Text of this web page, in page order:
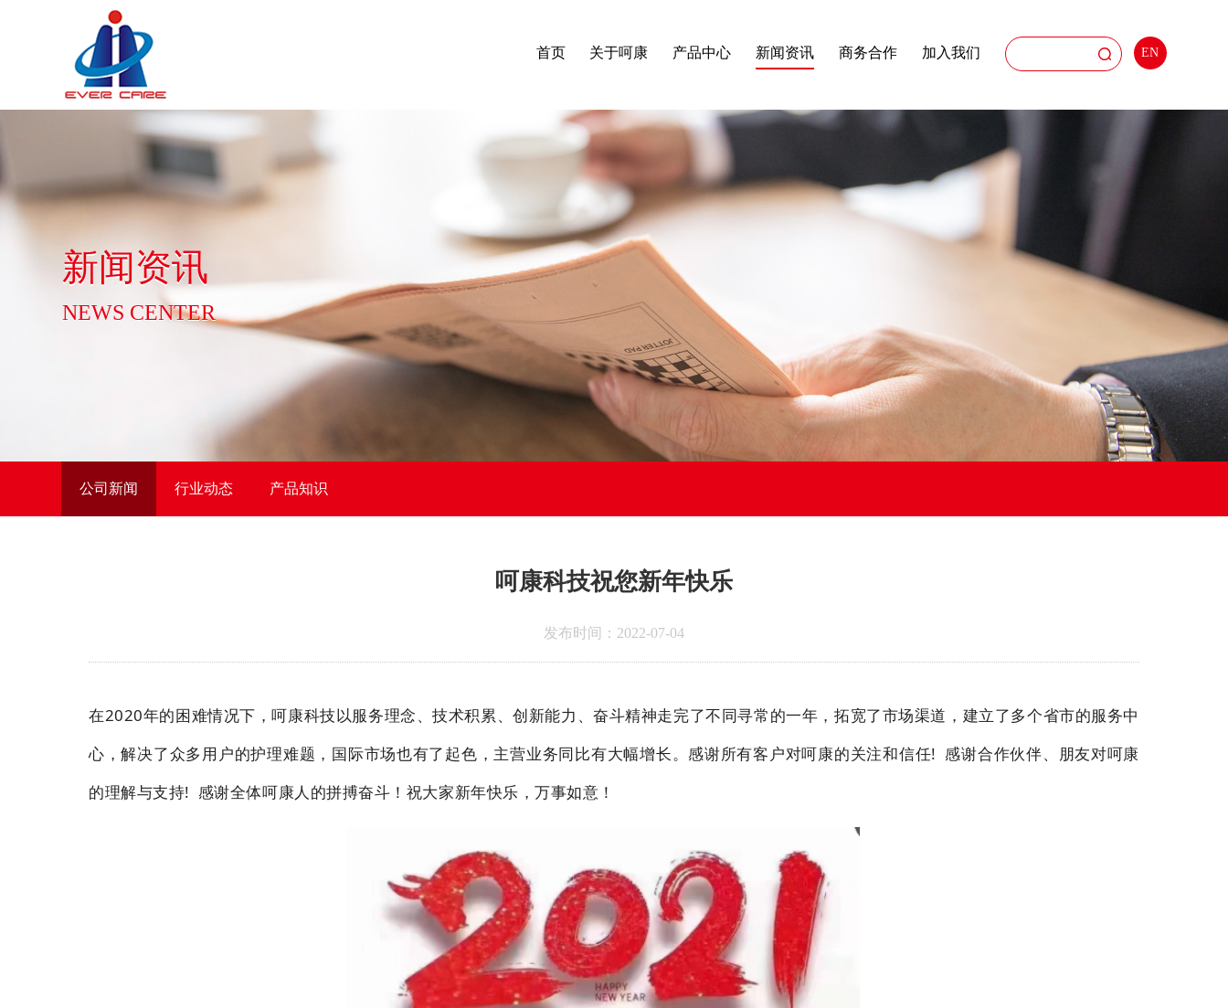
EN
首页 关于呵康 产品中心 新闻资讯 商务合作 加入我们
新闻资讯
NEWS CENTER
公司新闻 行业动态 产品知识
呵康科技祝您新年快乐
发布时间：2022-07-04
在2020年的困难情况下，呵康科技以服务理念、技术积累、创新能力、奋斗精神走完了不同寻常的一年，拓宽了市场渠道，建立了多个省市的服务中
心，解决了众多用户的护理难题，国际市场也有了起色，主营业务同比有大幅增长。感谢所有客户对呵康的关注和信任! 感谢合作伙伴、朋友对呵康
的理解与支持! 感谢全体呵康人的拼搏奋斗！祝大家新年快乐，万事如意！